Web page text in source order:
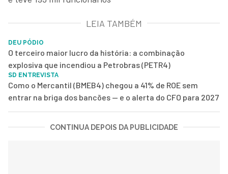
LEIA TAMBÉM
DEU PÓDIO
O terceiro maior lucro da história: a combinação
explosiva que incendiou a Petrobras (PETR4)
SD ENTREVISTA
Como o Mercantil (BMEB4) chegou a 41% de ROE sem
entrar na briga dos bancões — e o alerta do CFO para 2027
CONTINUA DEPOIS DA PUBLICIDADE